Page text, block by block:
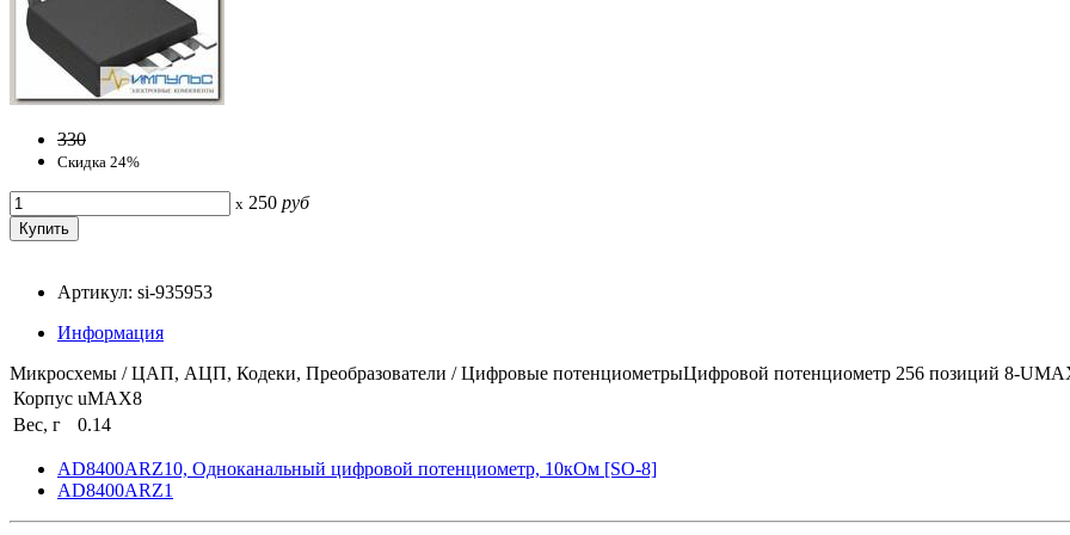
330
Скидка 24%
x 250 руб
Артикул: si-935953
Информация
Микросхемы / ЦАП, АЦП, Кодеки, Преобразователи / Цифровые потенциометрыЦифровой потенциометр 256 позиций 8-
Корпус uMAX8
Вес, г
0.14
AD8400ARZ10, Одноканальный цифровой потенциометр, 10кОм [SO-8]
AD8400ARZ1